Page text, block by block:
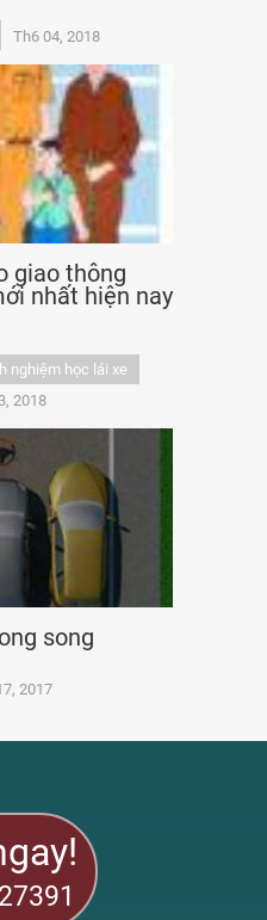
Th6 04, 2018
giao thông
nhất hiện nay
nghiệm học lái xe
2018
song
2017